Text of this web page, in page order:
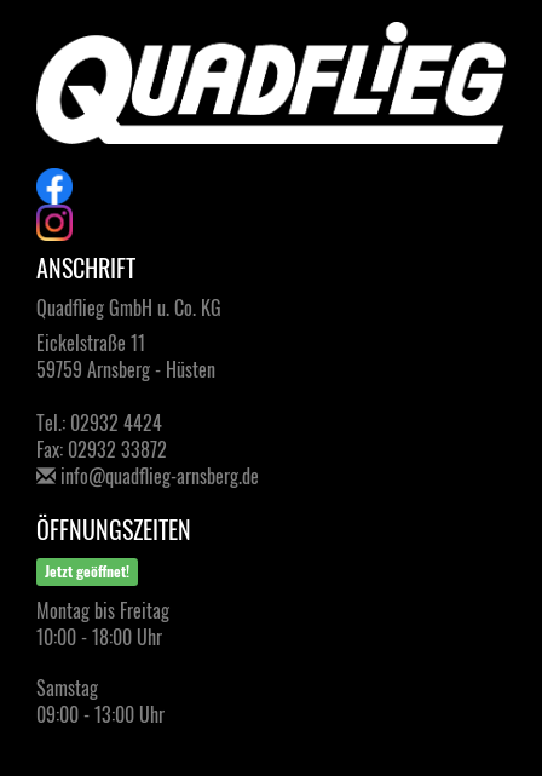
ANSCHRIFT
Quadflieg GmbH u. Co. KG
Eickelstraße 11
59759 Arnsberg - Hüsten
Tel.: 02932 4424
Fax: 02932 33872
info@quadflieg-arnsberg.de
ÖFFNUNGSZEITEN
Jetzt geöffnet!
Montag bis Freitag
10:00 - 18:00 Uhr
Samstag
09:00 - 13:00 Uhr